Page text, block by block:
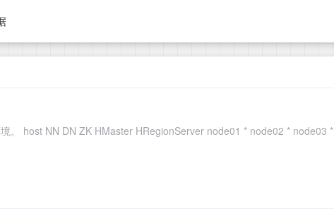
。 host NN DN ZK HMaster HRegionServer node01 * node02 * node03 *